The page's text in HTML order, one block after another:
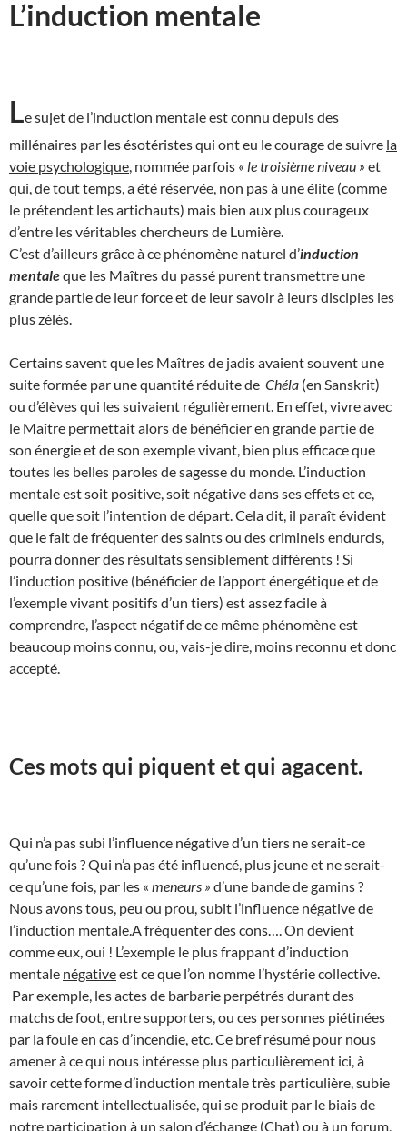
L’induction mentale
Le sujet de l’induction mentale est connu depuis des
millénaires par les ésotéristes qui ont eu le courage de suivre la
voie psychologique , nommée parfois « le troisième niveau » et
qui, de tout temps, a été réservée, non pas à une élite (comme
le prétendent les artichauts) mais bien aux plus courageux
d’entre les véritables chercheurs de Lumière.
C’est d’ailleurs grâce à ce phénomène naturel d’induction
mentaleque les Maîtres du passé purent transmettre une
grande partie de leur force et de leur savoir à leurs disciples les
plus zélés.
Certains savent que les Maîtres de jadis avaient souvent une
suite formée par une quantité réduite de Chéla (en Sanskrit)
ou d’élèves qui les suivaient régulièrement. En effet, vivre avec
le Maître permettait alors de bénéficier en grande partie de
son énergie et de son exemple vivant, bien plus efficace que
toutes les belles paroles de sagesse du monde. L’induction
mentale est soit positive, soit négative dans ses effets et ce,
quelle que soit l’intention de départ. Cela dit, il paraît évident
que le fait de fréquenter des saints ou des criminels endurcis,
pourra donner des résultats sensiblement différents ! Si
l’induction positive (bénéficier de l’apport énergétique et de
l’exemple vivant positifs d’un tiers) est assez facile à
comprendre, l’aspect négatif de ce même phénomène est
beaucoup moins connu, ou, vais-je dire, moins reconnu et donc
accepté.
Ces mots qui piquent et qui agacent.
Qui n’a pas subi l’influence négative d’un tiers ne serait-ce
qu’une fois ? Qui n’a pas été influencé, plus jeune et ne serait-
ce qu’une fois, par les « meneurs » d’une bande de gamins ?
Nous avons tous, peu ou prou, subit l’influence négative de
l’induction mentale.A fréquenter des cons…. On devient
comme eux, oui ! L’exemple le plus frappant d’induction
mentale négativeest ce que l’on nomme l’hystérie collective.
Par exemple, les actes de barbarie perpétrés durant des
matchs de foot, entre supporters, ou ces personnes piétinées
par la foule en cas d’incendie, etc. Ce bref résumé pour nous
amener à ce qui nous intéresse plus particulièrement ici, à
savoir cette forme d’induction mentale très particulière, subie
mais rarement intellectualisée, qui se produit par le biais de
notre participation à un salon d’échange (Chat) ou à un forum,